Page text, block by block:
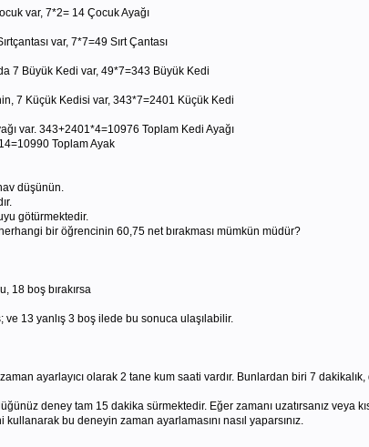
var, 7*2= 14 Çocuk Ayağı
var, 7*7=49 Sırt Çantası
7 Büyük Kedi var, 49*7=343 Büyük Kedi
7 Küçük Kedisi var, 343*7=2401 Küçük Kedi
var. 343+2401*4=10976 Toplam Kedi Ayağı
Toplam Ayak
düşünün.
götürmektedir.
bir öğrencinin 60,75 net bırakması mümkün müdür?
18 boş bırakırsa
ve 13 yanlış 3 boş ilede bu sonuca ulaşılabilir.
ayarlayıcı olarak 2 tane kum saati vardır. Bunlardan biri 7 dakikalık,
deney tam 15 dakika sürmektedir. Eğer zamanı uzatırsanız veya
kullanarak bu deneyin zaman ayarlamasını nasıl yaparsınız.